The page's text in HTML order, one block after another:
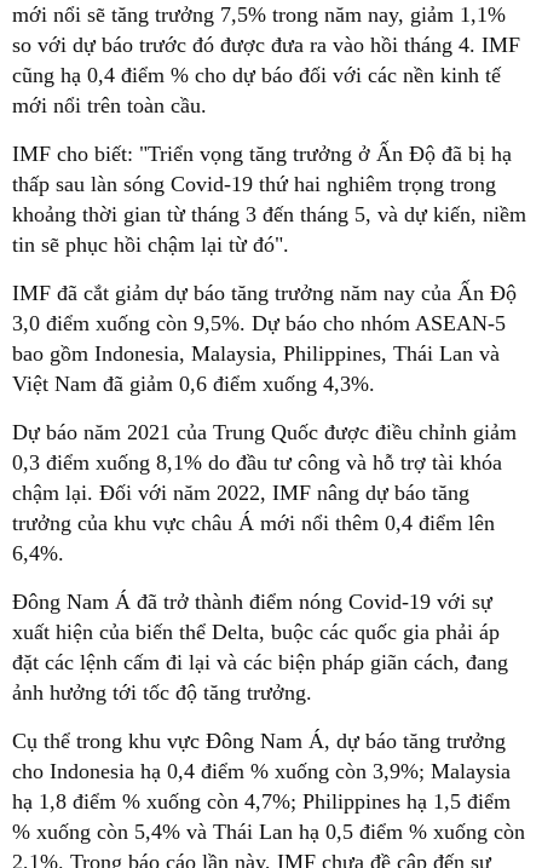
mới nổi sẽ tăng trưởng 7,5% trong năm nay, giảm 1,1%
so với dự báo trước đó được đưa ra vào hồi tháng 4. IMF
cũng hạ 0,4 điểm % cho dự báo đối với các nền kinh tế
mới nổi trên toàn cầu.
IMF cho biết: "Triển vọng tăng trưởng ở Ấn Độ đã bị hạ
thấp sau làn sóng Covid-19 thứ hai nghiêm trọng trong
khoảng thời gian từ tháng 3 đến tháng 5, và dự kiến, ​​niềm
tin sẽ phục hồi chậm lại từ đó".
IMF đã cắt giảm dự báo tăng trưởng năm nay của Ấn Độ
3,0 điểm xuống còn 9,5%. Dự báo cho nhóm ASEAN-5
bao gồm Indonesia, Malaysia, Philippines, Thái Lan và
Việt Nam đã giảm 0,6 điểm xuống 4,3%.
Dự báo năm 2021 của Trung Quốc được điều chỉnh giảm
0,3 điểm xuống 8,1% do đầu tư công và hỗ trợ tài khóa
chậm lại. Đối với năm 2022, IMF nâng dự báo tăng
trưởng của khu vực châu Á mới nổi thêm 0,4 điểm lên
6,4%.
Đông Nam Á đã trở thành điểm nóng Covid-19 với sự
xuất hiện của biến thể Delta, buộc các quốc gia phải áp
đặt các lệnh cấm đi lại và các biện pháp giãn cách, đang
ảnh hưởng tới tốc độ tăng trưởng.
Cụ thể trong khu vực Đông Nam Á, dự báo tăng trưởng
cho Indonesia hạ 0,4 điểm % xuống còn 3,9%; Malaysia
hạ 1,8 điểm % xuống còn 4,7%; Philippines hạ 1,5 điểm
% xuống còn 5,4% và Thái Lan hạ 0,5 điểm % xuống còn
2,1%. Trong báo cáo lần này, IMF chưa đề cập đến sự